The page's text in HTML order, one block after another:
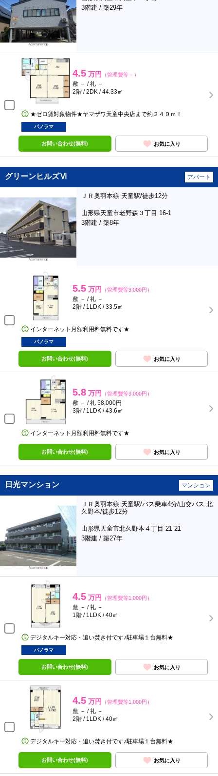
3階建 / 築29年
4.5 万円 （管理費等－）
敷 － / 礼 －
2階 / 2DK / 44.33㎡
★ゼロ賃対象物件★ヤマザワ天童中央店まで約２４０ｍ！
パノラマ
お問い合わせ(無料) お気に入り
グリーンヒルズⅥ アパート
ＪＲ奥羽本線 天童駅/徒歩12分
山形県天童市老野森３丁目 16-1
3階建 / 築8年
5.5 万円 （管理費等3,000円）
敷 － / 礼 －
2階 / 1LDK / 33.5㎡
インターネット月額利用料無料です★
パノラマ
お問い合わせ(無料) お気に入り
5.8 万円 （管理費等3,000円）
敷 － / 礼 58,000円
3階 / 1LDK / 43.6㎡
インターネット月額利用料無料です★
お問い合わせ(無料) お気に入り
日光マンション マンション
ＪＲ奥羽本線 天童駅/バス乗車4分/山交バス 北
久野本/徒歩12分
山形県天童市北久野本４丁目 21-21
3階建 / 築27年
4.5 万円 （管理費等1,000円）
敷 － / 礼 －
1階 / 1LDK / 40㎡
デジタルキー対応・追い焚き付です♪駐車場１台無料★
パノラマ
お問い合わせ(無料) お気に入り
4.5 万円 （管理費等1,000円）
敷 － / 礼 －
2階 / 1LDK / 40㎡
デジタルキー対応・追い焚き付です♪駐車場１台無料★
お問い合わせ(無料) お気に入り